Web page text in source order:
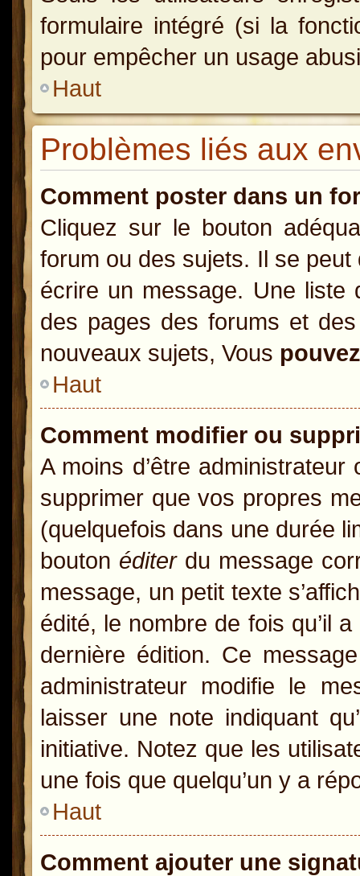
formulaire intégré (si la
pour empêcher un usage
Haut
Problèmes liés aux
Comment poster dans un
Cliquez sur le bouton
forum ou des sujets. Il se
écrire un message. Une liste
des pages des forums et
nouveaux sujets, Vous pouvez
Haut
Comment modifier ou
A moins d’être
supprimer que vos propres
(quelquefois dans une durée
bouton éditerdu message
message, un petit texte
édité, le nombre de fois qu’il
dernière édition. Ce
administrateur modifie le
laisser une note indiquant
initiative. Notez que les
une fois que quelqu’un y a
Haut
Comment ajouter une